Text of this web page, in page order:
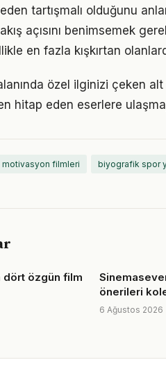
tartışmalı olduğunu
açısını benimsemek
en fazla kışkırtan
özel ilginizi çeken
hitap eden eserlere
motivasyon filmleri biyografik spor
dört özgün film
önerileri
6 Ağustos 2026